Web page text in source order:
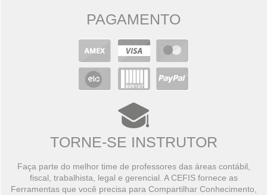
PAGAMENTO
TORNE-SE INSTRUTOR
Faça parte do melhor time de professores das áreas contábil,
fiscal, trabalhista, legal e gerencial. A CEFIS fornece as
Ferramentas que você precisa para Compartilhar Conhecimento,